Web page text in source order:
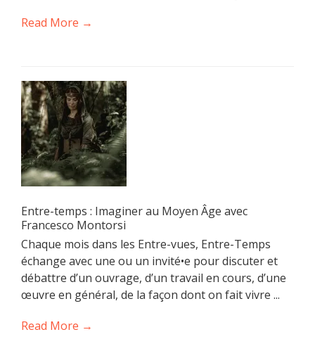
Read More →
Entre-temps : Imaginer au Moyen Âge avec
Francesco Montorsi
Chaque mois dans les Entre-vues, Entre-Temps
échange avec une ou un invité•e pour discuter et
débattre d’un ouvrage, d’un travail en cours, d’une
œuvre en général, de la façon dont on fait vivre ...
Read More →